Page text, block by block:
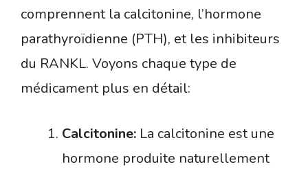
comprennent la calcitonine, l’hormone
parathyroïdienne (PTH), et les inhibiteurs
du RANKL. Voyons chaque type de
médicament plus en détail:
Calcitonine: La calcitonine est une
hormone produite naturellement